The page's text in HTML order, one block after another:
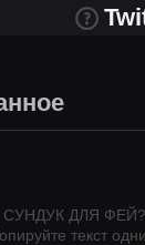
ДЛЯ
текст